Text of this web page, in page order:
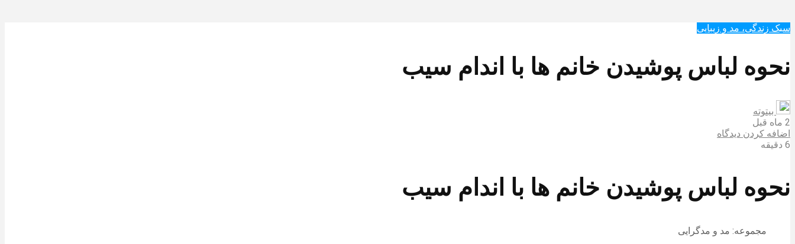
سبک زندگی، مد و زیبایی
نحوه لباس پوشیدن خانم ها با اندام سیب
بیتوته
2 ماه قبل
اضافه کردن دیدگاه
6 دقیقه
نحوه لباس پوشیدن خانم ها با اندام سیب
مجموعه: مد و مدگرایی